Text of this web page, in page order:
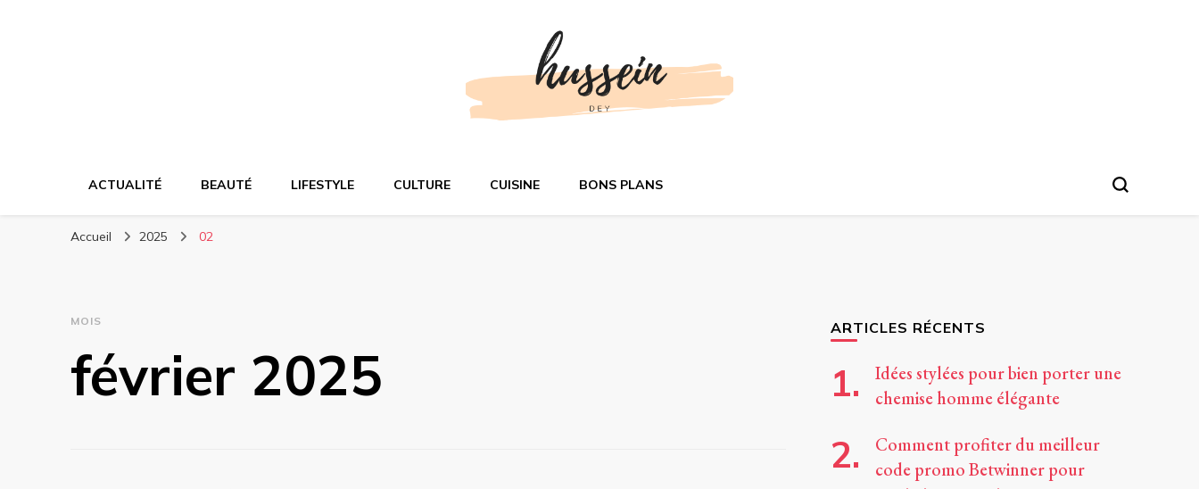
Votre actualité en ligne
ACTUALITÉ BEAUTÉ LIFESTYLE CULTURE CUISINE BONS PLANS
Accueil 2025 02
MOIS
février 2025
ARTICLES RÉCENTS
Idées stylées pour bien porter une
chemise homme élégante
Comment profiter du meilleur
code promo Betwinner pour